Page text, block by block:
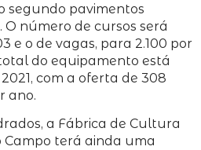
segundo pavimentos
número de cursos será
e o de vagas, para 2.100 por
do equipamento está
com a oferta de 308
ano.
a Fábrica de Cultura
Campo terá ainda uma